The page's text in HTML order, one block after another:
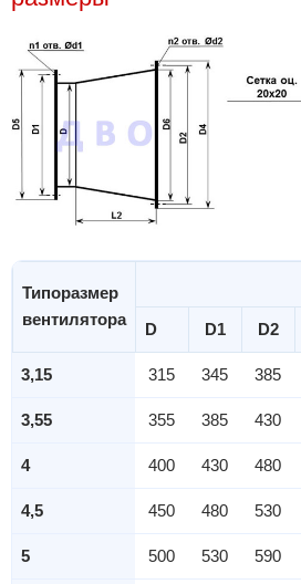
Типоразмер
вентилятора
D D1 D2
3,15 315 345 385
3,55 355 385 430
4 400 430 480
4,5 450 480 530
5 500 530 590